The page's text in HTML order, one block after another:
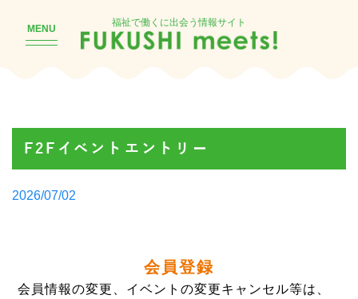
MENU
福祉で働くに出会う情報サイト
F2Fイベントエントリー
Posted
2026/07/02
会員登録
会員情報の変更、イベントの変更キャンセル等は、